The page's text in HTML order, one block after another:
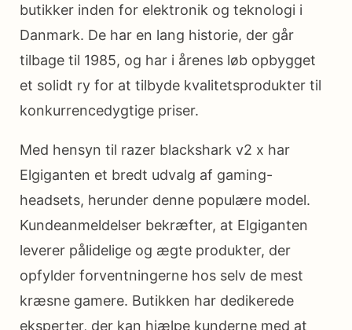
butikker inden for elektronik og teknologi i
Danmark. De har en lang historie, der går
tilbage til 1985, og har i årenes løb opbygget
et solidt ry for at tilbyde kvalitetsprodukter til
konkurrencedygtige priser.
Med hensyn til razer blackshark v2 x har
Elgiganten et bredt udvalg af gaming-
headsets, herunder denne populære model.
Kundeanmeldelser bekræfter, at Elgiganten
leverer pålidelige og ægte produkter, der
opfylder forventningerne hos selv de mest
kræsne gamere. Butikken har dedikerede
eksperter, der kan hjælpe kunderne med at